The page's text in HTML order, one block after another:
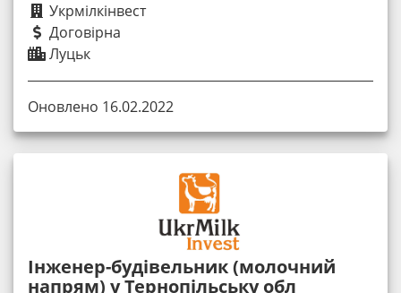
Укрмілкінвест
Договірна
Луцьк
Оновлено 16.02.2022
Інженер-будівельник (молочний
напрям) у Тернопільську обл